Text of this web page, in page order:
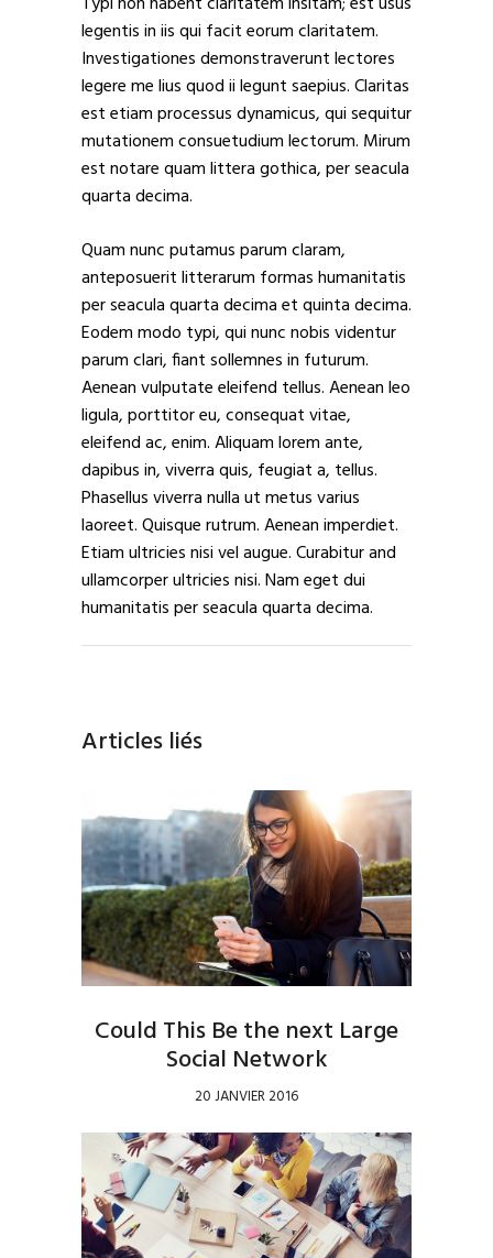
legentis in iis qui facit eorum claritatem.
Investigationes demonstraverunt lectores
legere me lius quod ii legunt saepius. Claritas
est etiam processus dynamicus, qui sequitur
mutationem consuetudium lectorum. Mirum
est notare quam littera gothica, per seacula
quarta decima.
Quam nunc putamus parum claram,
anteposuerit litterarum formas humanitatis
per seacula quarta decima et quinta decima.
Eodem modo typi, qui nunc nobis videntur
parum clari, fiant sollemnes in futurum.
Aenean vulputate eleifend tellus. Aenean leo
ligula, porttitor eu, consequat vitae,
eleifend ac, enim. Aliquam lorem ante,
dapibus in, viverra quis, feugiat a, tellus.
Phasellus viverra nulla ut metus varius
laoreet. Quisque rutrum. Aenean imperdiet.
Etiam ultricies nisi vel augue. Curabitur and
ullamcorper ultricies nisi. Nam eget dui
humanitatis per seacula quarta decima.
Articles liés
Could This Be the next Large
Social Network
20 JANVIER 2016